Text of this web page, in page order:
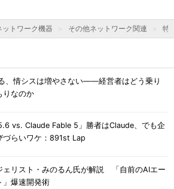
ットワーク機器 その他ネットワーク関連 特
、情シスは増やさない――経営者はどう乗り
りなのか
5.6 vs. Claude Fable 5」勝者はClaude、でも企
づらいワケ：891st Lap
ェリスト・みのるん氏が解説 「自前のAIエー
」爆速開発術